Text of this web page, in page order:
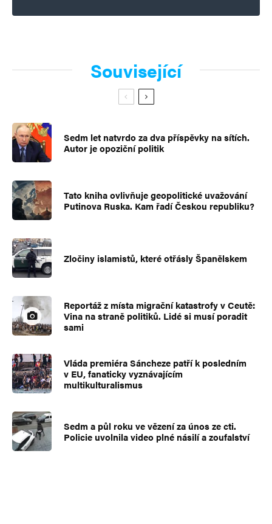
Související
Sedm let natvrdo za dva příspěvky na sítích.
Autor je opoziční politik
Tato kniha ovlivňuje geopolitické uvažování
Putinova Ruska. Kam řadí Českou republiku?
Zločiny islamistů, které otřásly Španělskem
Reportáž z místa migrační katastrofy v Ceutě:
Vina na straně politiků. Lidé si musí poradit
sami
Vláda premiéra Sáncheze patří k posledním
v EU, fanaticky vyznávajícím
multikulturalismus
Sedm a půl roku ve vězení za únos ze cti.
Policie uvolnila video plné násilí a zoufalství